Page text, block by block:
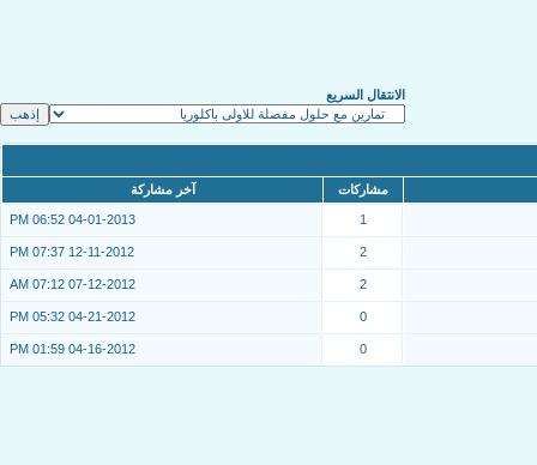
الانتقال السريع
مشاركات آخر مشاركة
1
04-01-2013
06:52 PM
2
12-11-2012
07:37 PM
2
07-12-2012
07:12 AM
0
04-21-2012
05:32 PM
0
04-16-2012
01:59 PM